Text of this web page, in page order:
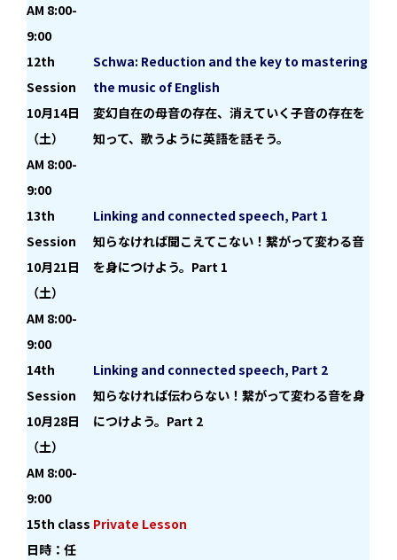
AM 8:00-
9:00
12th
Session
10月14日
（土）
AM 8:00-
9:00
Schwa: Reduction and the key to mastering
the music of English
変幻自在の母音の存在、消えていく子音の存在を
知って、歌うように英語を話そう。
13th
Session
10月21日
（土）
AM 8:00-
9:00
Linking and connected speech, Part 1
知らなければ聞こえてこない！繋がって変わる音
を身につけよう。Part 1
14th
Session
10月28日
（土）
AM 8:00-
9:00
Linking and connected speech, Part 2
知らなければ伝わらない！繋がって変わる音を身
につけよう。Part 2
15th class
日時：任
Private Lesson